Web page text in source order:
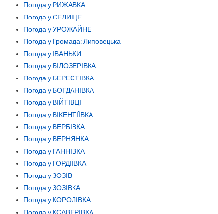
Погода у РИЖАВКА
Погода у СЕЛИЩЕ
Погода у УРОЖАЙНЕ
Погода у Громада: Липовецька
Погода у ІВАНЬКИ
Погода у БІЛОЗЕРІВКА
Погода у БЕРЕСТІВКА
Погода у БОГДАНІВКА
Погода у ВІЙТІВЦІ
Погода у ВІКЕНТІЇВКА
Погода у ВЕРБІВКА
Погода у ВЕРНЯНКА
Погода у ГАННІВКА
Погода у ГОРДІЇВКА
Погода у ЗОЗІВ
Погода у ЗОЗІВКА
Погода у КОРОЛІВКА
Погода у КСАВЕРІВКА